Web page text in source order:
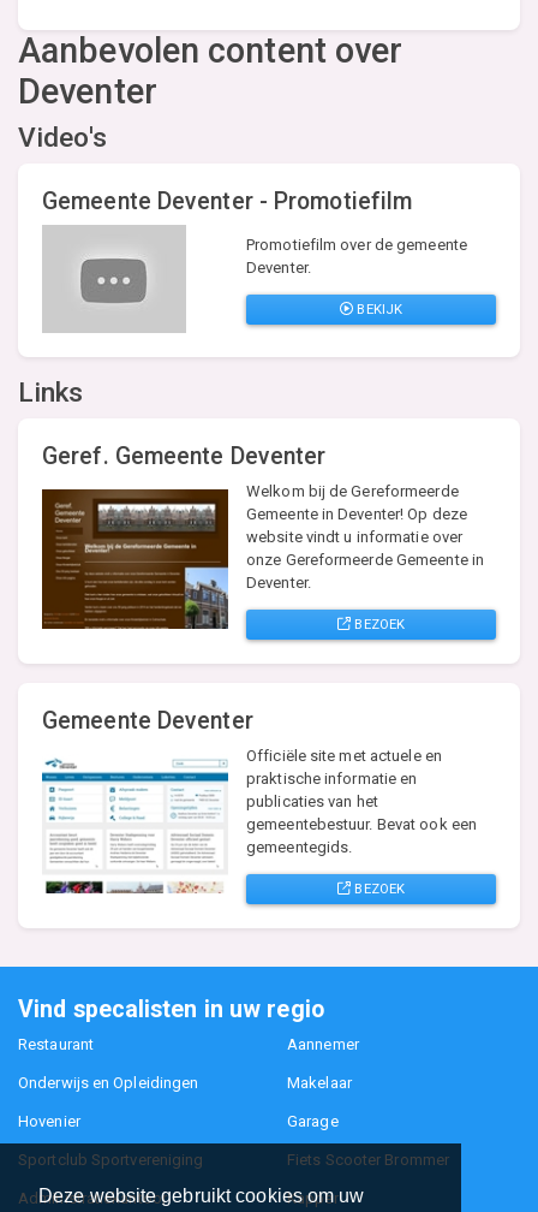
Deze website gebruikt cookies om uw
Aanbevolen content over
Deventer
Video's
Gemeente Deventer - Promotiefilm
Promotiefilm over de gemeente
Deventer.
BEKIJK
Links
Geref. Gemeente Deventer
Welkom bij de Gereformeerde
Gemeente in Deventer! Op deze
website vindt u informatie over
onze Gereformeerde Gemeente in
Deventer.
BEZOEK
Gemeente Deventer
Officiële site met actuele en
praktische informatie en
publicaties van het
gemeentebestuur. Bevat ook een
gemeentegids.
BEZOEK
Vind specalisten in uw regio
Restaurant Aannemer
Onderwijs en Opleidingen Makelaar
Hovenier Garage
Sportclub Sportvereniging Fiets Scooter Brommer
Administratiekantoor Kapper